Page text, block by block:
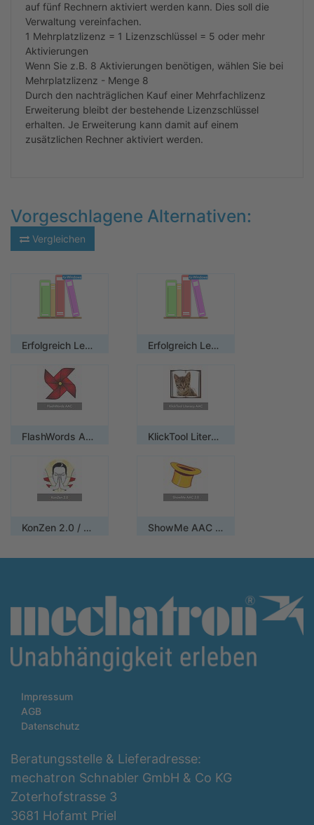
auf fünf Rechnern aktiviert werden kann. Dies soll die
Verwaltung vereinfachen.
1 Mehrplatzlizenz = 1 Lizenzschlüssel = 5 oder mehr
Aktivierungen
Wenn Sie z.B. 8 Aktivierungen benötigen, wählen Sie bei
Mehrplatzlizenz - Menge 8
Durch den nachträglichen Kauf einer Mehrfachlizenz
Erweiterung bleibt der bestehende Lizenzschlüssel
erhalten. Je Erweiterung kann damit auf einem
zusätzlichen Rechner aktiviert werden.
Vorgeschlagene Alternativen:
Vergleichen
Erfolgreich Lesen / Einzelplatzlizenz Erfolgreich Lesen / Mehrplatzlizenz
FlashWords AAC / Mehrplatzlizenz KlickTool Literacy AAC / Mehrplatzlizenz
KonZen 2.0 / Mehrplatzlizenz ShowMe AAC 3.0 / Mehrplatzlizenz
Impressum
AGB
Datenschutz
Beratungsstelle & Lieferadresse:
mechatron Schnabler GmbH & Co KG
Zoterhofstrasse 3
3681 Hofamt Priel